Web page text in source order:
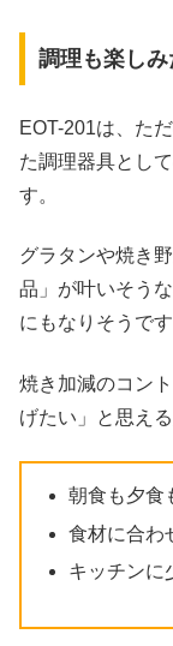
調理も楽し
EOT-201は、た
た調理器具とし
す。
グラタンや焼き
品」が叶いそうな
にもなりそうです
焼き加減のコン
げたい」と思え
朝食も夕食
食材に合わ
キッチンに